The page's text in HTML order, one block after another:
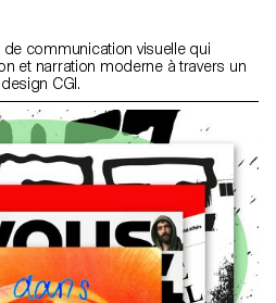
communication visuelle qui
et narration moderne à travers un
CGI.